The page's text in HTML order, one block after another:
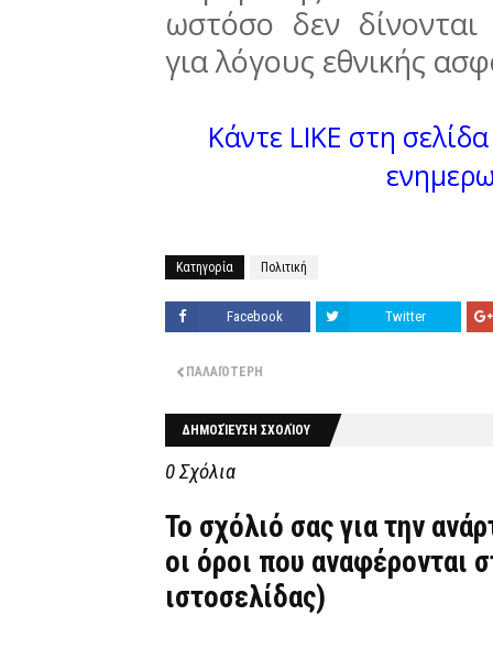
ωστόσο δεν δίνονται
για λόγους εθνικής
Κάντε LIKE στη
Κατηγορία Πολιτική
Facebook Twitter
ΠΑΛΑΙΌΤΕΡΗ
ΔΗΜΟΣΊΕΥΣΗ ΣΧΟΛΊΟΥ
0 Σχόλια
Το σχόλιό σας για την
οι όροι που αναφέρονται
ιστοσελίδας)